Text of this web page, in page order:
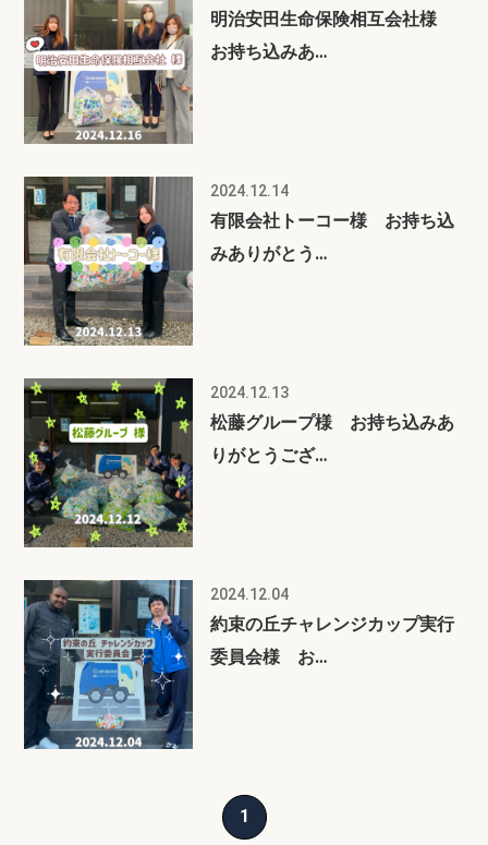
明治安田生命保険相互会社様
お持ち込みあ…
2024.12.14
有限会社トーコー様 お持ち込
みありがとう…
2024.12.13
松藤グループ様 お持ち込みあ
りがとうござ…
2024.12.04
約束の丘チャレンジカップ実行
委員会様 お…
1